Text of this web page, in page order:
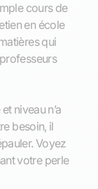
cours de
en école
qui
niveau n’a
besoin, il
Voyez
votre perle